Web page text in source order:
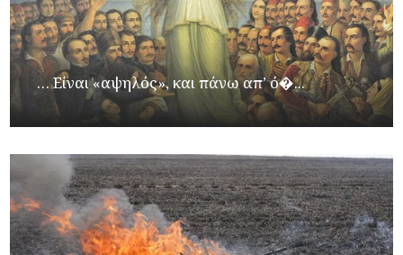
… Είναι «αψηλός», και πάνω απ’ ό�...